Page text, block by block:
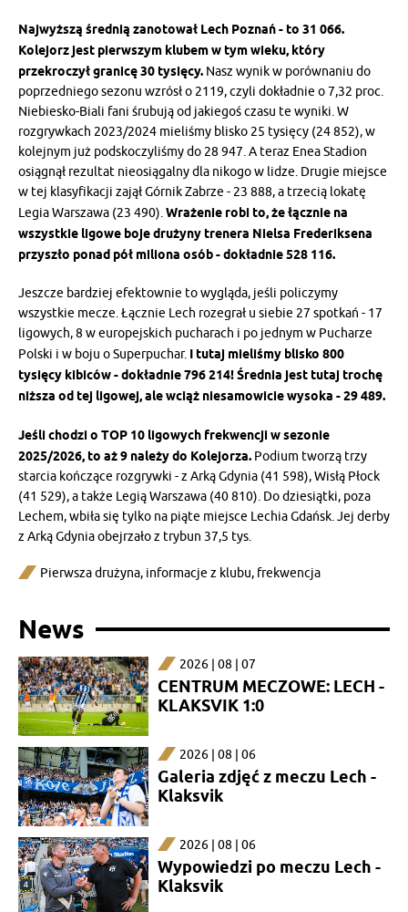
Najwyższą średnią zanotował Lech Poznań - to 31 066.
Kolejorz jest pierwszym klubem w tym wieku, który
przekroczył granicę 30 tysięcy. Nasz wynik w porównaniu do
poprzedniego sezonu wzrósł o 2119, czyli dokładnie o 7,32 proc.
Niebiesko-Biali fani śrubują od jakiegoś czasu te wyniki. W
rozgrywkach 2023/2024 mieliśmy blisko 25 tysięcy (24 852), w
kolejnym już podskoczyliśmy do 28 947. A teraz Enea Stadion
osiągnął rezultat nieosiągalny dla nikogo w lidze. Drugie miejsce
w tej klasyfikacji zajął Górnik Zabrze - 23 888, a trzecią lokatę
Legia Warszawa (23 490).Wrażenie robi to, że łącznie na
wszystkie ligowe boje drużyny trenera Nielsa Frederiksena
przyszło ponad pół miliona osób - dokładnie 528 116.
Jeszcze bardziej efektownie to wygląda, jeśli policzymy
wszystkie mecze. Łącznie Lech rozegrał u siebie 27 spotkań - 17
ligowych, 8 w europejskich pucharach i po jednym w Pucharze
Polski i w boju o Superpuchar. I tutaj mieliśmy blisko 800
tysięcy kibiców - dokładnie 796 214! Średnia jest tutaj trochę
niższa od tej ligowej, ale wciąż niesamowicie wysoka - 29 489.
Jeśli chodzi o TOP 10 ligowych frekwencji w sezonie
2025/2026, to aż 9 należy do Kolejorza. Podium tworzą trzy
starcia kończące rozgrywki - z Arką Gdynia (41 598), Wisłą Płock
(41 529), a także Legią Warszawa (40 810). Do dziesiątki, poza
Lechem, wbiła się tylko na piąte miejsce Lechia Gdańsk. Jej derby
z Arką Gdynia obejrzało z trybun 37,5 tys.
Pierwsza drużyna, informacje z klubu, frekwencja
News
2026 | 08 | 07
CENTRUM MECZOWE: LECH -
KLAKSVIK 1:0
2026 | 08 | 06
Galeria zdjęć z meczu Lech -
Klaksvik
2026 | 08 | 06
Wypowiedzi po meczu Lech -
Klaksvik